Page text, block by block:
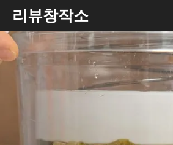
Skip
content
리뷰창작소